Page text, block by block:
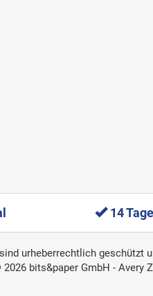
14
urheberrechtlich
bits&paper GmbH - Avery